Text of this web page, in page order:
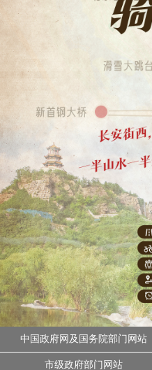
中国政府网及国务院部门网站
市级政府部门网站